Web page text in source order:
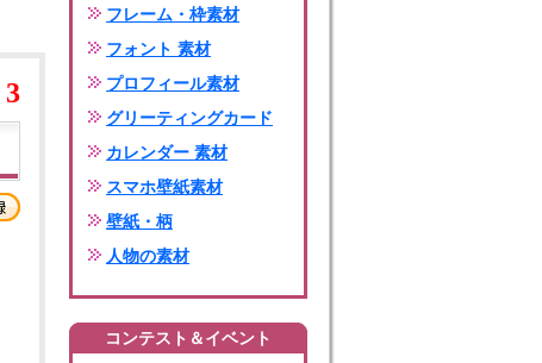
3
フレーム・枠素材
フォント 素材
プロフィール素材
グリーティングカード
カレンダー 素材
スマホ壁紙素材
壁紙・柄
人物の素材
コンテスト＆イベント